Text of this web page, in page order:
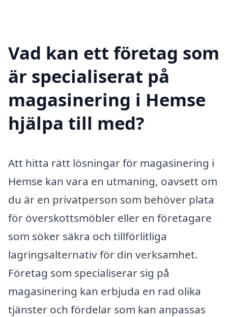
Vad kan ett företag som
är specialiserat på
magasinering i Hemse
hjälpa till med?
Att hitta rätt lösningar för magasinering i
Hemse kan vara en utmaning, oavsett om
du är en privatperson som behöver plata
för överskottsmöbler eller en företagare
som söker säkra och tillförlitliga
lagringsalternativ för din verksamhet.
Företag som specialiserar sig på
magasinering kan erbjuda en rad olika
tjänster och fördelar som kan anpassas